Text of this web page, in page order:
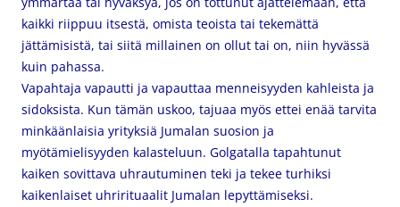
kaikki riippuu itsestä, omista teoista tai tekemättä
jättämisistä, tai siitä millainen on ollut tai on, niin hyvässä
kuin pahassa.
Vapahtaja vapautti ja vapauttaa menneisyyden kahleista ja
sidoksista. Kun tämän uskoo, tajuaa myös ettei enää tarvita
minkäänlaisia yrityksiä Jumalan suosion ja
myötämielisyyden kalasteluun. Golgatalla tapahtunut
kaiken sovittava uhrautuminen teki ja tekee turhiksi
kaikenlaiset uhrirituaalit Jumalan lepyttämiseksi.